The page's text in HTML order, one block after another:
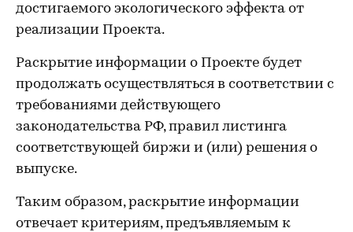
достигаемого экологического эффекта от
реализации Проекта.
Раскрытие информации о Проекте будет
продолжать осуществляться в соответствии с
требованиями действующего
законодательства РФ, правил листинга
соответствующей биржи и (или) решения о
выпуске.
Таким образом, раскрытие информации
отвечает критериям, предъявляемым к